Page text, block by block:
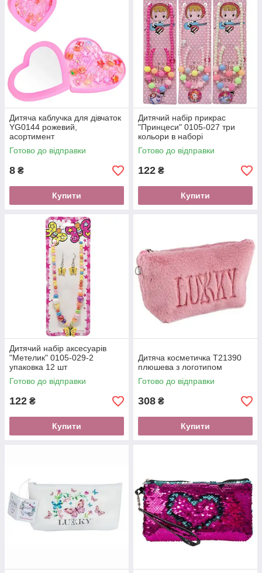
Дитяча каблучка для дівчаток
YG0144 рожевий,
асортимент
Готово до відправки
8 ₴
Купити
Дитячий набір прикрас
"Принцеси" 0105-027 три
кольори в наборі
Готово до відправки
122 ₴
Купити
Дитячий набір аксесуарів
"Метелик" 0105-029-2
упаковка 12 шт
Готово до відправки
122 ₴
Купити
Дитяча косметичка T21390
плюшева з логотипом
Готово до відправки
308 ₴
Купити